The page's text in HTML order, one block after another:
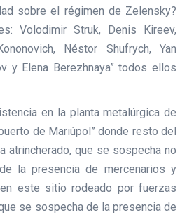
sobre el régimen de Zelensky?
Volodimir Struk, Denis Kireev,
Néstor Shufrych, Yan
y Elena Berezhnaya” todos ellos
en la planta metalúrgica de
de Mariúpol” donde resto del
atrincherado, que se sospecha no
la presencia de mercenarios y
este sitio rodeado por fuerzas
se sospecha de la presencia de